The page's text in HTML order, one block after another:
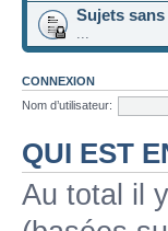
Sujets
...
CONNEXION
Nom d’utilisateur:
QUI EST
Au total il